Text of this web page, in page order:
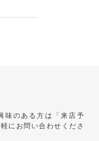
味のある方は 「来店予
にお問い合わせくださ